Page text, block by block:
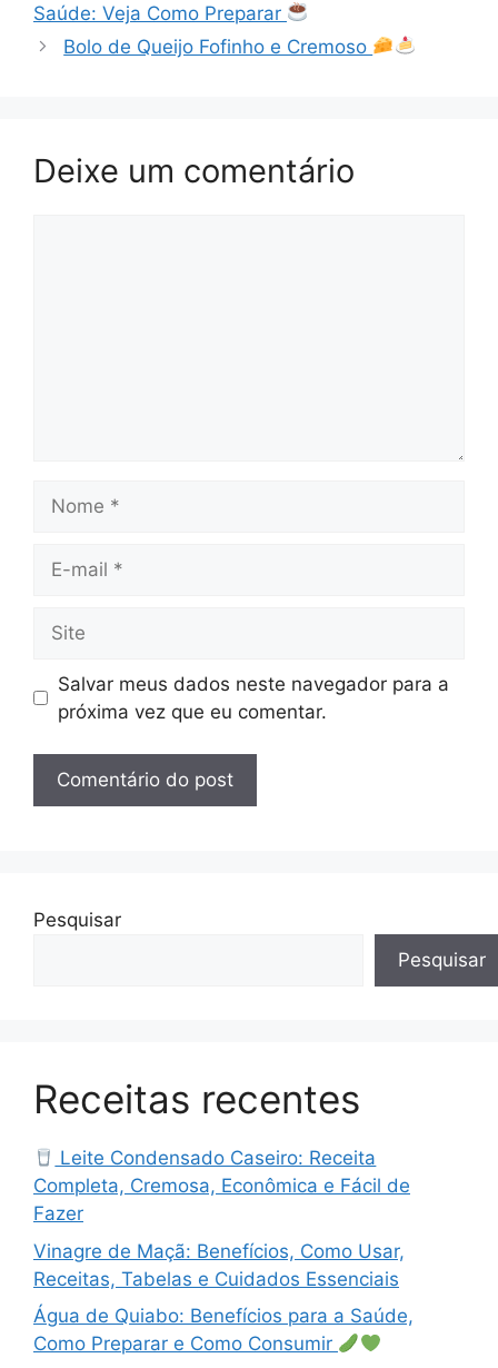
Saúde: Veja Como Preparar
Bolo de Queijo Fofinho e Cremoso
Deixe um comentário
mail
Salvar meus dados neste navegador para a
próxima vez que eu comentar.
Pesquisar
Pesquisar
Receitas recentes
Leite Condensado Caseiro: Receita
Completa, Cremosa, Econômica e Fácil de
Fazer
Vinagre de Maçã: Benefícios, Como Usar,
Receitas, Tabelas e Cuidados Essenciais
Água de Quiabo: Benefícios para a Saúde,
Como Preparar e Como Consumir